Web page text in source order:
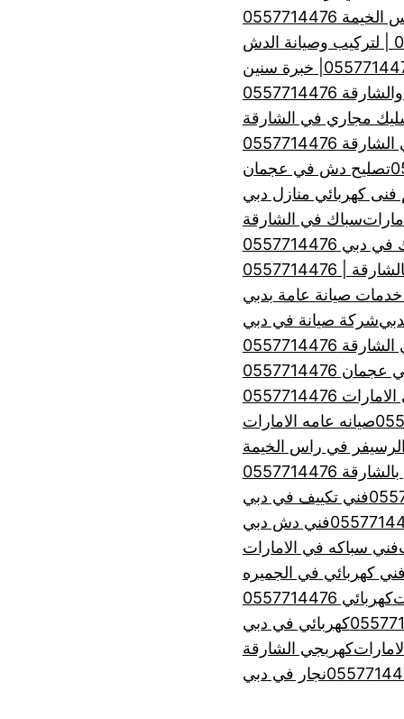
مجاري في الشارقة
0557714476
تصليح دش في عجمان
فنى كهربائي منازل دبي
سباك في الشارقة
0557714476
شركة صيانة في دبي
0557714476
0557714476
0557714476
صيانه عامه الامارات
في راس الخيمة
فني تكييف في دبي
فني دش دبي
فني سباكه في الامارات
كهربائي في الجميره
كهربائي 0557714476
كهربائي في دبي
كهربجي الشارقة
نجار في دبي